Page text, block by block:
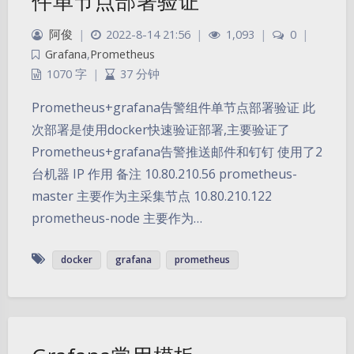
阿俊 | 2022-8-14 21:56 | 1,093 | 0 |
Grafana,Prometheus
1070 字 | 37 分钟
Prometheus+grafana告警组件单节点部署验证 此
次部署是使用docker快速验证部署,主要验证了
Prometheus+grafana告警推送邮件和钉钉 使用了2
台机器 IP 作用 备注 10.80.210.56 prometheus-
master 主要作为主采集节点 10.80.210.122
prometheus-node 主要作为…
docker grafana prometheus